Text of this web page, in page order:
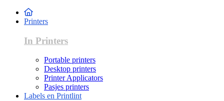
Printers
In Printers
Portable printers
Desktop printers
Printer Applicators
Pasjes printers
Labels en Printlint